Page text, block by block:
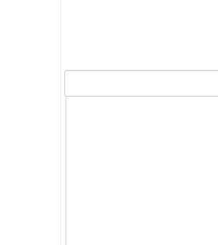
Validation
pièces